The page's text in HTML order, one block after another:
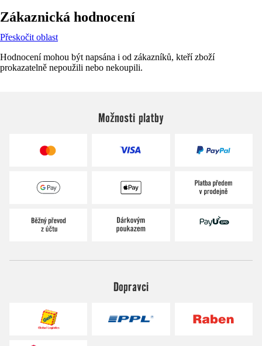
Zákaznická hodnocení
Přeskočit oblast
Hodnocení mohou být napsána i od zákazníků, kteří zboží
prokazatelně nepoužili nebo nekoupili.
Možnosti platby
Dopravci